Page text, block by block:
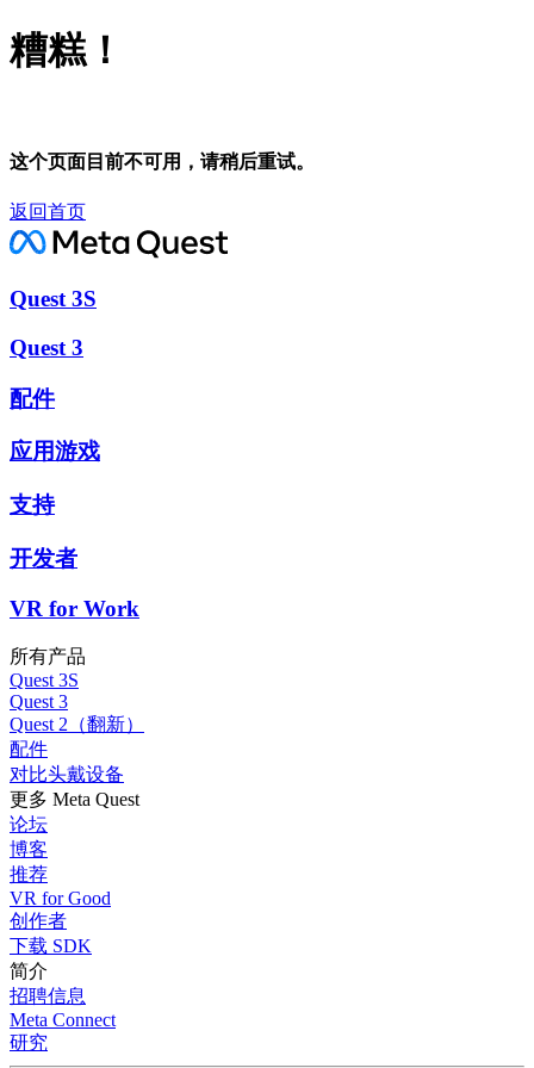
糟糕！
这个页面目前不可用，请稍后重试。
返回首页
Quest 3S
Quest 3
配件
应用游戏
支持
开发者
VR for Work
所有产品
Quest 3S
Quest 3
Quest 2（翻新）
配件
对比头戴设备
更多 Meta Quest
论坛
博客
推荐
VR for Good
创作者
下载 SDK
简介
招聘信息
Meta Connect
研究